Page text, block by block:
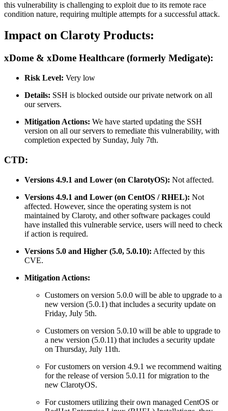
this vulnerability is challenging to exploit due to its remote race
condition nature, requiring multiple attempts for a successful attack.
Impact on Claroty Products:
xDome & xDome Healthcare (formerly Medigate):
Risk Level: Very low
Details: SSH is blocked outside our private network on all
our servers.
Mitigation Actions: We have started updating the SSH
version on all our servers to remediate this vulnerability, with
completion expected by Sunday, July 7th.
CTD:
Versions 4.9.1 and Lower (on ClarotyOS): Not affected.
Versions 4.9.1 and Lower (on CentOS / RHEL): Not
affected. However, since the operating system is not
maintained by Claroty, and other software packages could
have installed this vulnerable service, users will need to check
if action is required.
Versions 5.0 and Higher (5.0, 5.0.10): Affected by this
CVE.
Mitigation Actions:
Customers on version 5.0.0 will be able to upgrade to a
new version (5.0.1) that includes a security update on
Friday, July 5th.
Customers on version 5.0.10 will be able to upgrade to
a new version (5.0.11) that includes a security update
on Thursday, July 11th.
For customers on version 4.9.1 we recommend waiting
for the release of version 5.0.11 for migration to the
new ClarotyOS.
For customers utilizing their own managed CentOS or